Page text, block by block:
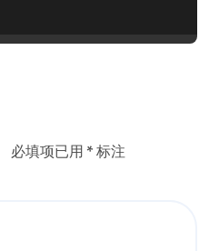
必填项已用 * 标注